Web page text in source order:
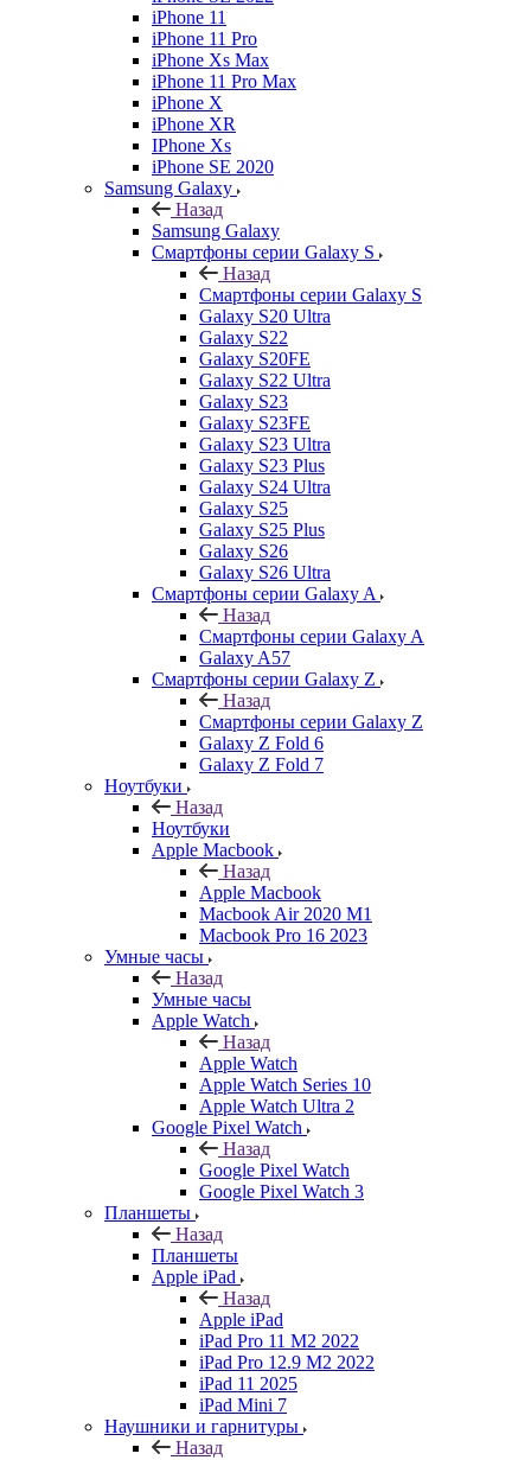
iPhone 11
iPhone 11 Pro
iPhone Xs Max
iPhone 11 Pro Max
iPhone X
iPhone XR
IPhone Xs
iPhone SE 2020
Samsung Galaxy
Назад
Samsung Galaxy
Смартфоны серии Galaxy S
Назад
Смартфоны серии Galaxy S
Galaxy S20 Ultra
Galaxy S22
Galaxy S20FE
Galaxy S22 Ultra
Galaxy S23
Galaxy S23FE
Galaxy S23 Ultra
Galaxy S23 Plus
Galaxy S24 Ultra
Galaxy S25
Galaxy S25 Plus
Galaxy S26
Galaxy S26 Ultra
Смартфоны серии Galaxy A
Назад
Смартфоны серии Galaxy A
Galaxy A57
Смартфоны серии Galaxy Z
Назад
Смартфоны серии Galaxy Z
Galaxy Z Fold 6
Galaxy Z Fold 7
Ноутбуки
Назад
Ноутбуки
Apple Macbook
Назад
Apple Macbook
Macbook Air 2020 M1
Macbook Pro 16 2023
Умные часы
Назад
Умные часы
Apple Watch
Назад
Apple Watch
Apple Watch Series 10
Apple Watch Ultra 2
Google Pixel Watch
Назад
Google Pixel Watch
Google Pixel Watch 3
Планшеты
Назад
Планшеты
Apple iPad
Назад
Apple iPad
iPad Pro 11 M2 2022
iPad Pro 12.9 M2 2022
iPad 11 2025
iPad Mini 7
Наушники и гарнитуры
Назад